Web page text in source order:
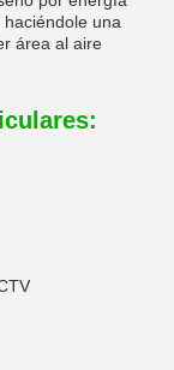
una
área al aire